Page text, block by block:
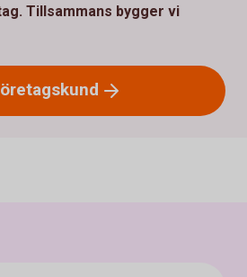
Tillsammans bygger vi